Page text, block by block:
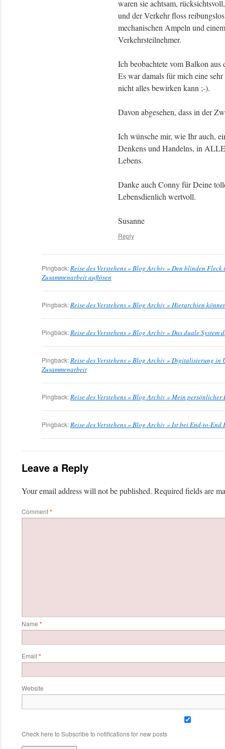
waren sie achtsam,
und der Verkehr floss
mechanischen Ampeln und
Verkehrsteilnehmer.
Ich beobachtete vom Balkon aus
Es war damals für mich eine
nicht alles bewirken kann ;-).
Davon abgesehen, dass in der
Ich wünsche mir, wie Ihr auch,
Denkens und Handelns, in
Lebens.
Danke auch Conny für Deine
Lebensdienlich wertvoll.
Susanne
Reply
Pingback:Reise des Verstehens » Blog Archiv » Den blinden
Zusammenarbeit auflösen
Pingback:Reise des Verstehens » Blog Archiv » Hierarchien
Pingback:Reise des Verstehens » Blog Archiv » Das duale System
Pingback:Reise des Verstehens » Blog Archiv » Digitalisierung
Zusammenarbeit
Pingback:Reise des Verstehens » Blog Archiv » Mein
Pingback:Reise des Verstehens » Blog Archiv » Ist bei End-to-
Leave a Reply
Your email address will not be published. Required fields are
Comment*
Name *
Email *
Website
Check here to Subscribe to notifications for new posts